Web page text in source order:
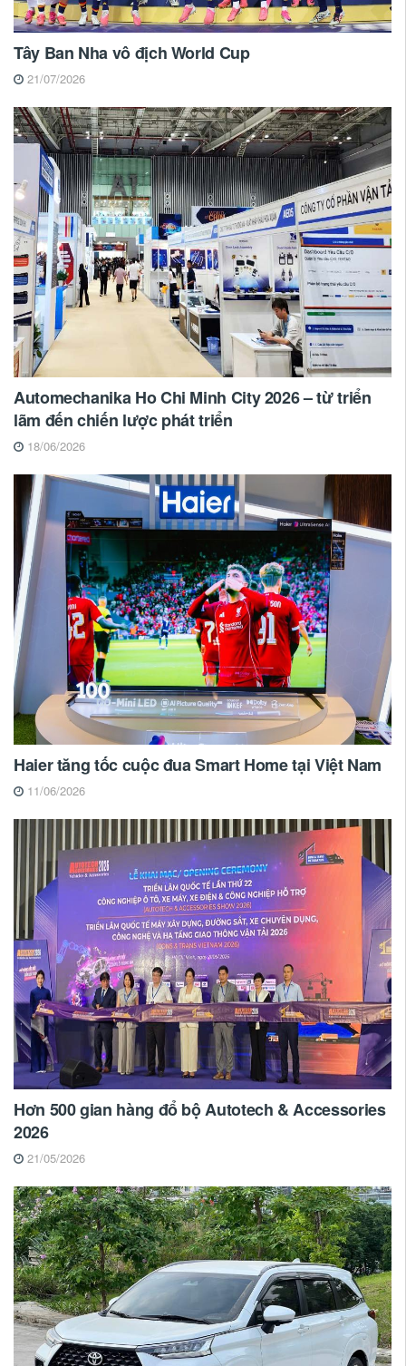
Tây Ban Nha vô địch World Cup
21/07/2026
Automechanika Ho Chi Minh City 2026 – từ triển
lãm đến chiến lược phát triển
18/06/2026
Haier tăng tốc cuộc đua Smart Home tại Việt Nam
11/06/2026
Hơn 500 gian hàng đổ bộ Autotech & Accessories
2026
21/05/2026